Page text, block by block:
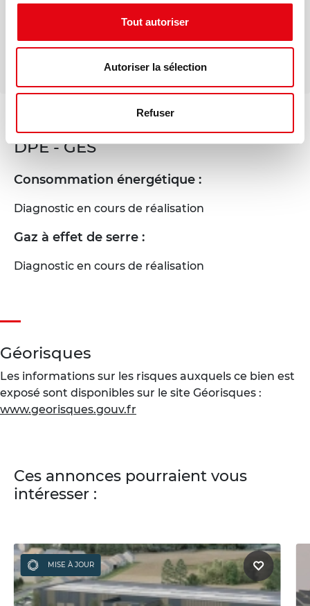
Tout autoriser
Autoriser la sélection
Refuser
Téléphone
DPE - GES
Consommation énergétique :
Diagnostic en cours de réalisation
Gaz à effet de serre :
Diagnostic en cours de réalisation
Géorisques
Les informations sur les risques auxquels ce bien est
exposé sont disponibles sur le site Géorisques :
www.georisques.gouv.fr
Ces annonces pourraient vous
intéresser :
MISE À JOUR